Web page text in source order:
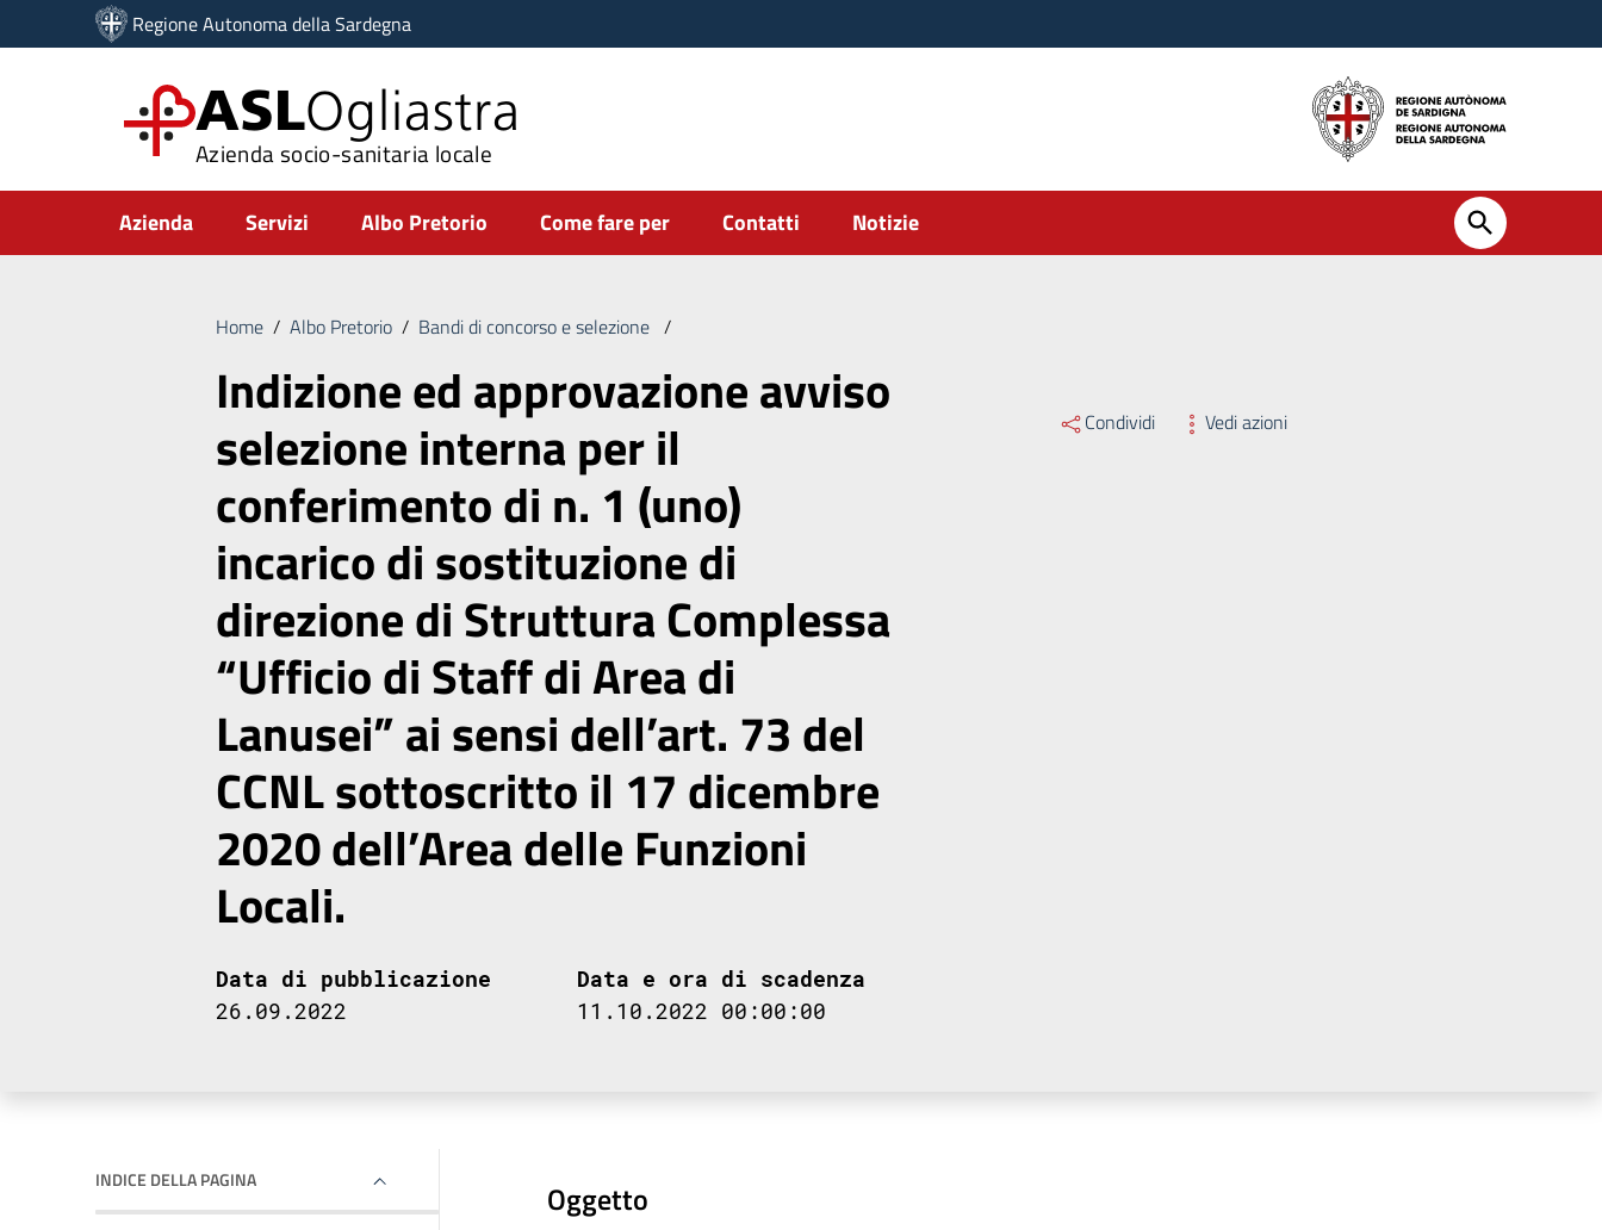
Vai ai contenuti
Vai al menu di navigazione
Regione Autonoma della Sardegna
ASLOgliastra
Azienda socio-sanitaria locale
Submenu
Azienda Servizi Albo Pretorio Come fare per Contatti Notizie
Home / Albo Pretorio / Bandi di concorso e selezione /
Indizione ed approvazione avviso
selezione interna per il
conferimento di n. 1 (uno)
incarico di sostituzione di
direzione di Struttura Complessa
“Ufficio di Staff di Area di
Lanusei” ai sensi dell’art. 73 del
CCNL sottoscritto il 17 dicembre
2020 dell’Area delle Funzioni
Locali.
Condividi Vedi azioni
Data di pubblicazione
26.09.2022
Data e ora di scadenza
11.10.2022 00:00:00
INDICE DELLA PAGINA Oggetto